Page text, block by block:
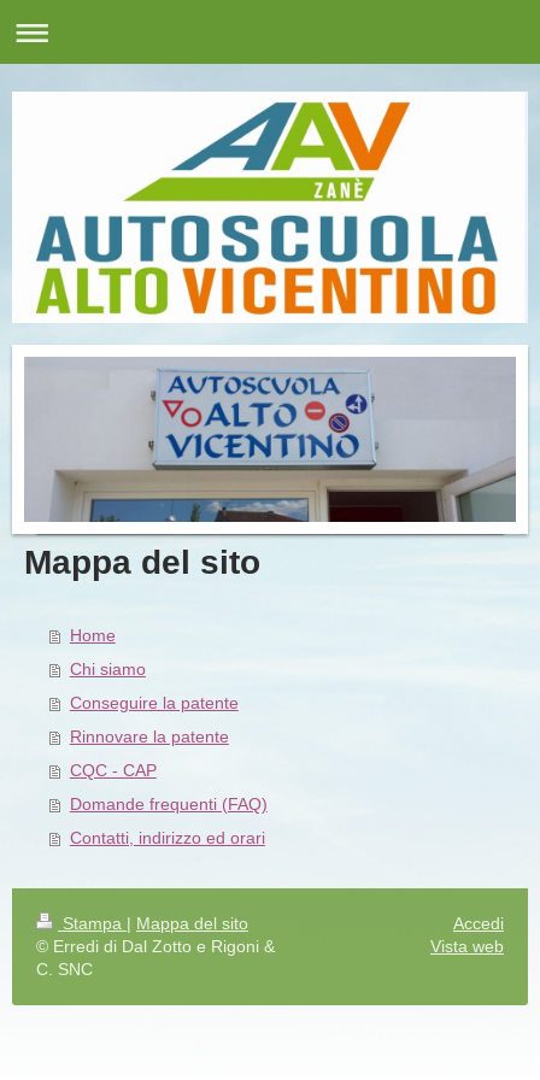
Mappa del sito
Home
Chi siamo
Conseguire la patente
Rinnovare la patente
CQC - CAP
Domande frequenti (FAQ)
Contatti, indirizzo ed orari
Stampa | Mappa del sito
© Erredi di Dal Zotto e Rigoni &
C. SNC
Accedi
Vista web